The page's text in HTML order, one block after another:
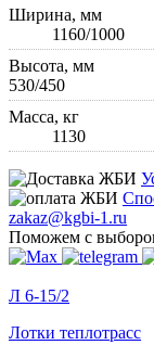
Ширина, мм
1160/1000
Высота, мм
530/450
Масса, кг
1130
zakaz@kgbi-1.ru
Поможем с
Л 6-15/2
Лотки теплотрасс